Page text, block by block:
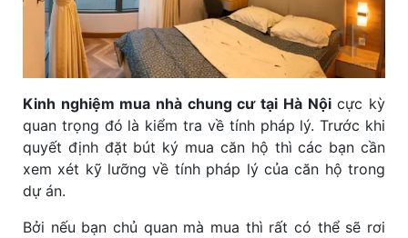
Kinh nghiệm mua nhà chung cư tại Hà Nộicực kỳ
quan trọng đó là kiểm tra về tính pháp lý. Trước khi
quyết định đặt bút ký mua căn hộ thì các bạn cần
xem xét kỹ lưỡng về tính pháp lý của căn hộ trong
dự án.
Bởi nếu bạn chủ quan mà mua thì rất có thể sẽ rơi